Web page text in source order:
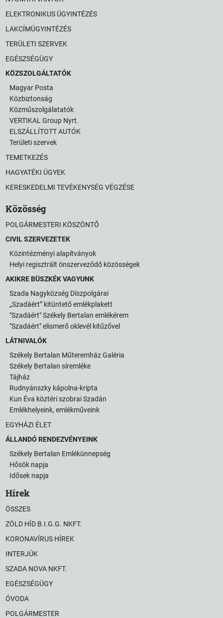
ELEKTRONIKUS ÜGYINTÉZÉS
LAKCÍMÜGYINTÉZÉS
TERÜLETI SZERVEK
EGÉSZSÉGÜGY
KÖZSZOLGÁLTATÓK
Magyar Posta
Közbiztonság
Közműszolgálatatók
VERTIKAL Group Nyrt.
ELSZÁLLÍTOTT AUTÓK
Területi szervek
TEMETKEZÉS
HAGYATÉKI ÜGYEK
KERESKEDELMI TEVÉKENYSÉG VÉGZÉSE
Közösség
POLGÁRMESTERI KÖSZÖNTŐ
CIVIL SZERVEZETEK
Közintézményi alapítványok
Helyi regisztrált önszerveződő közösségek
AKIKRE BÜSZKÉK VAGYUNK
Szada Nagyközség Díszpolgárai
„Szadáért” kitüntető emlékplakett
"Szadáért" Székely Bertalan emlékérem
"Szadáért" elismerő oklevél kitűzővel
LÁTNIVALÓK
Székely Bertalan Műteremház Galéria
Székely Bertalan síremléke
Tájház
Rudnyánszky kápolna-kripta
Kun Éva köztéri szobrai Szadán
Emlékhelyeink, emlékműveink
EGYHÁZI ÉLET
ÁLLANDÓ RENDEZVÉNYEINK
Székely Bertalan Emlékünnepség
Hősök napja
Idősek napja
Hírek
ÖSSZES
ZÖLD HÍD B.I.G.G. NKFT.
KORONAVÍRUS HÍREK
INTERJÚK
SZADA NOVA NKFT.
EGÉSZSÉGÜGY
ÓVODA
POLGÁRMESTER